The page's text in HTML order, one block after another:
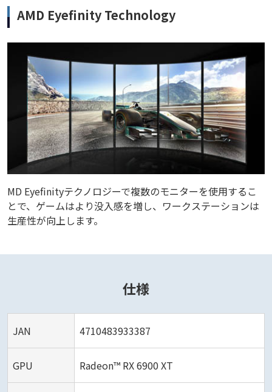
AMD Eyefinity Technology
MD Eyefinityテクノロジーで複数のモニターを使用するこ
とで、ゲームはより没入感を増し、ワークステーションは
生産性が向上します。
仕様
JAN 4710483933387
GPU Radeon™ RX 6900 XT